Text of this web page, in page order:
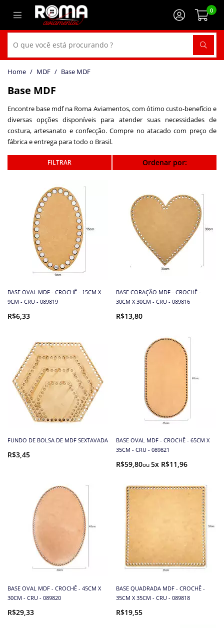
0
MDF Base MDF
Base MDF
Encontre base mdf na Roma Aviamentos, com ótimo custo-benefício e
diversas opções disponíveis para atender suas necessidades de
costura, artesanato e confecção. Compre no atacado com preço de
fábrica e entrega para todo o Brasil.
Ordenar por:
BASE OVAL MDF - CROCHÊ - 15CM X
9CM - CRU - 089819
R$6,33
BASE CORAÇÃO MDF - CROCHÊ -
30CM X 30CM - CRU - 089816
R$13,80
FUNDO DE BOLSA DE MDF SEXTAVADA
R$3,45
BASE OVAL MDF - CROCHÊ - 65CM X
35CM - CRU - 089821
R$59,80 5x R$11,96
BASE OVAL MDF - CROCHÊ - 45CM X
30CM - CRU - 089820
R$29,33
BASE QUADRADA MDF - CROCHÊ -
35CM X 35CM - CRU - 089818
R$19,55